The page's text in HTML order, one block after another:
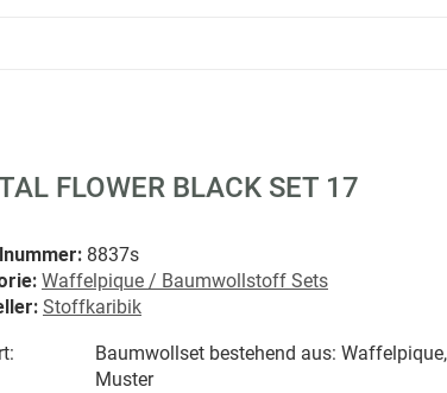
FLOWER BLACK SET 17
8837s
Waffelpique / Baumwollstoff Sets
Stoffkaribik
Baumwollset bestehend aus:
Muster